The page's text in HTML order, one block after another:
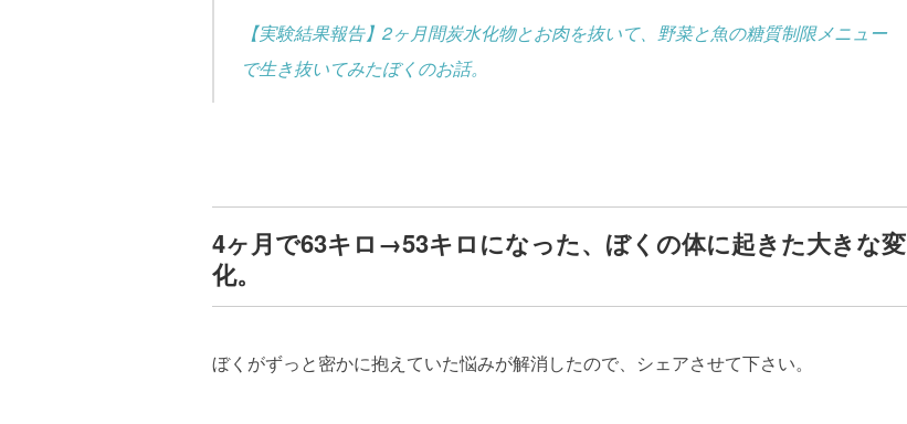
【実験結果報告】2ヶ月間炭水化物とお肉を抜いて、野菜と魚の糖質制限メニュー
で生き抜いてみたぼくのお話。
4ヶ月で63キロ→53キロになった、ぼくの体に起きた大きな変
化。
ぼくがずっと密かに抱えていた悩みが解消したので、シェアさせて下さい。